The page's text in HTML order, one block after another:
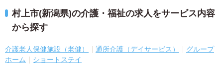
村上市(新潟県)の介護・福祉の求人をサービス内容
から探す
介護老人保健施設（老健） 通所介護（デイサービス）
グループ
ホーム
ショートステイ